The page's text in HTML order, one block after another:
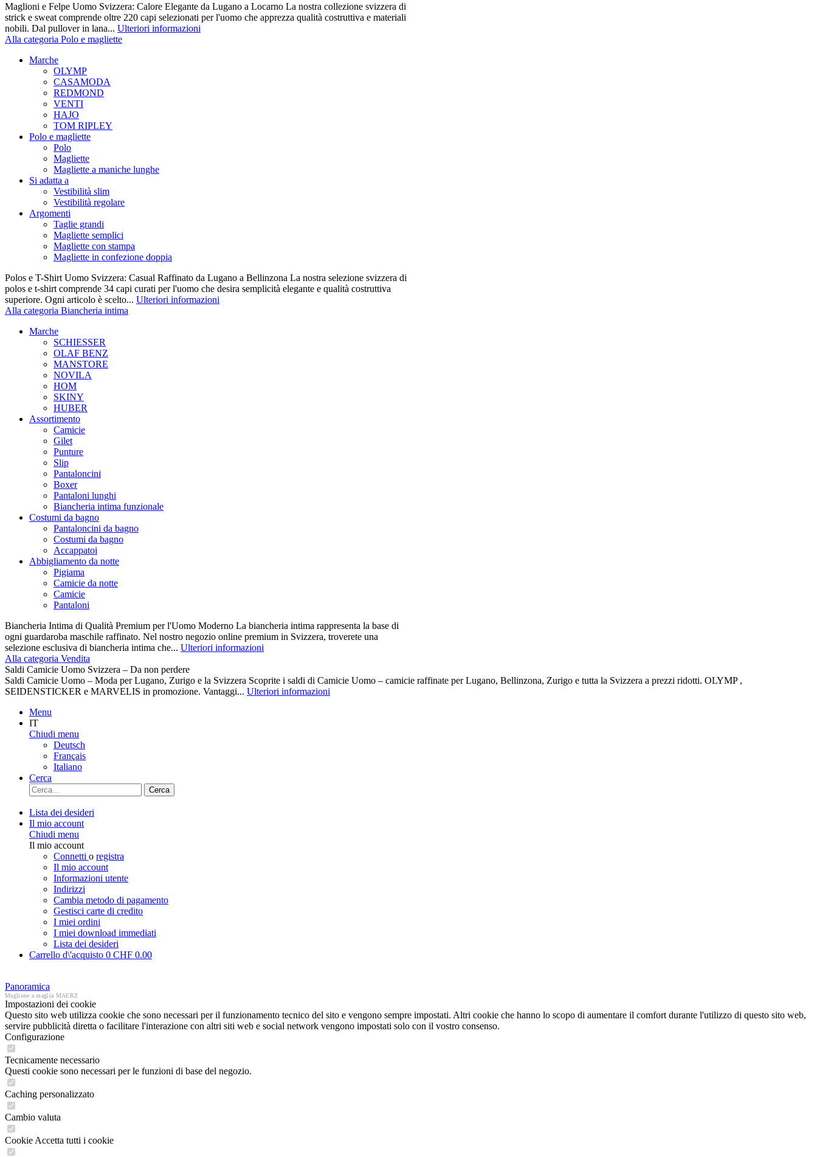
Maglioni e Felpe Uomo Svizzera: Calore Elegante da Lugano a Locarno La nostra collezione svizzera di
strick e sweat comprende oltre 220 capi selezionati per l'uomo che apprezza qualità costruttiva e materiali
nobili. Dal pullover in lana... Ulteriori informazioni
Alla categoria Polo e magliette
Marche
OLYMP
CASAMODA
REDMOND
VENTI
HAJO
TOM RIPLEY
Polo e magliette
Polo
Magliette
Magliette a maniche lunghe
Si adatta a
Vestibilità slim
Vestibilità regolare
Argomenti
Taglie grandi
Magliette semplici
Magliette con stampa
Magliette in confezione doppia
Polos e T-Shirt Uomo Svizzera: Casual Raffinato da Lugano a Bellinzona La nostra selezione svizzera di
polos e t-shirt comprende 34 capi curati per l'uomo che desira semplicità elegante e qualità costruttiva
superiore. Ogni articolo è scelto... Ulteriori informazioni
Alla categoria Biancheria intima
Marche
SCHIESSER
OLAF BENZ
MANSTORE
NOVILA
HOM
SKINY
HUBER
Assortimento
Camicie
Gilet
Punture
Slip
Pantaloncini
Boxer
Pantaloni lunghi
Biancheria intima funzionale
Costumi da bagno
Pantaloncini da bagno
Costumi da bagno
Accappatoi
Abbigliamento da notte
Pigiama
Camicie da notte
Camicie
Pantaloni
Biancheria Intima di Qualità Premium per l'Uomo Moderno La biancheria intima rappresenta la base di
ogni guardaroba maschile raffinato. Nel nostro negozio online premium in Svizzera, troverete una
selezione esclusiva di biancheria intima che... Ulteriori informazioni
Alla categoria Vendita
Saldi Camicie Uomo Svizzera – Da non perdere
Saldi Camicie Uomo – Moda per Lugano, Zurigo e la Svizzera Scoprite i saldi di Camicie Uomo – camicie raffinate per Lugano, Bellinzona, Zurigo e tutta la Svizzera a prezzi ridotti. OLYMP ,
SEIDENSTICKER e MARVELIS in promozione. Vantaggi... Ulteriori informazioni
Menu
IT
Chiudi menu
Deutsch
Français
Italiano
Cerca
Cerca
Lista dei desideri
Il mio account
Chiudi menu
Il mio account
Connetti o registra
Il mio account
Informazioni utente
Indirizzi
Cambia metodo di pagamento
Gestisci carte di credito
I miei ordini
I miei download immediati
Lista dei desideri
Carrello d\'acquisto 0 CHF 0.00
Panoramica
Maglione a maglia MAERZ
Impostazioni dei cookie
Questo sito web utilizza cookie che sono necessari per il funzionamento tecnico del sito e vengono sempre impostati. Altri cookie che hanno lo scopo di aumentare il comfort durante l'utilizzo di questo sito web,
servire pubblicità diretta o facilitare l'interazione con altri siti web e social network vengono impostati solo con il vostro consenso.
Configurazione
Tecnicamente necessario
Questi cookie sono necessari per le funzioni di base del negozio.
Caching personalizzato
Cambio valuta
Cookie Accetta tutti i cookie